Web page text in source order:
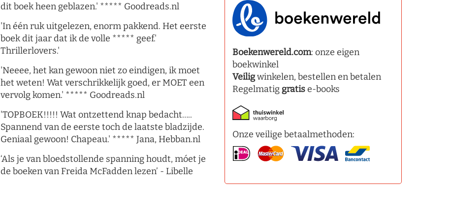
dit boek heen geblazen.' ***** Goodreads.nl
'In één ruk uitgelezen, enorm pakkend. Het eerste
boek dit jaar dat ik de volle ***** geef.'
Thrillerlovers.'
'Neeee, het kan gewoon niet zo eindigen, ik moet
het weten! Wat verschrikkelijk goed, er MOET een
vervolg komen.' ***** Goodreads.nl
'TOPBOEK!!!!! Wat ontzettend knap bedacht…..
Spannend van de eerste toch de laatste bladzijde.
Geniaal gewoon! Chapeau.' ***** Jana, Hebban.nl
‘Als je van bloedstollende spanning houdt, móet je
de boeken van Freida McFadden lezen’ - Libelle
Boekenwereld.com: onze eigen
boekwinkel
Veiligwinkelen, bestellen en betalen
Regelmatig gratise-books
Onze veilige betaalmethoden: